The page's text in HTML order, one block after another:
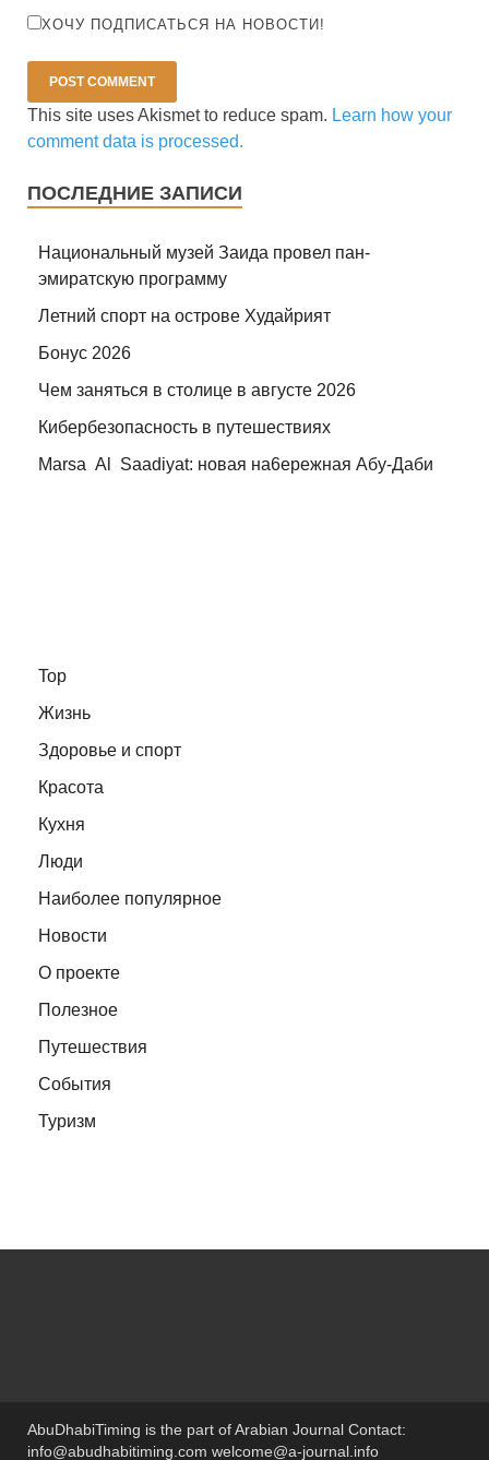
ХОЧУ ПОДПИСАТЬСЯ НА НОВОСТИ!
This site uses Akismet to reduce spam. Learn how your
comment data is processed.
ПОСЛЕДНИЕ ЗАПИСИ
Национальный музей Заида провел пан-
эмиратскую программу
Летний спорт на острове Худайрият
Бонус 2026
Чем заняться в столице в августе 2026
Кибербезопасность в путешествиях
Marsa Al Saadiyat: новая на6ережная Абу-Даби
Top
Жизнь
Здоровье и спорт
Красота
Кухня
Люди
Наиболее популярное
Новости
О проекте
Полезное
Путешествия
События
Туризм
AbuDhabiTiming is the part of Arabian Journal Contact:
info@abudhabitiming.com welcome@a-journal.info